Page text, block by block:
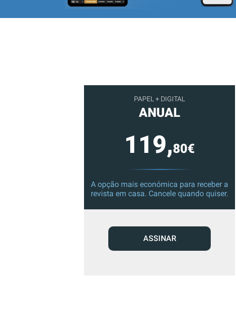
PAPEL + DIGITAL
ANUAL
119,80€
A opção mais económica para receber a
revista em casa. Cancele quando quiser.
ASSINAR